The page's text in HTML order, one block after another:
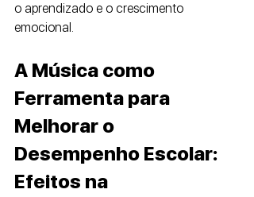
o aprendizado e o crescimento
emocional.
A Música como
Ferramenta para
Melhorar o
Desempenho Escolar:
Efeitos na